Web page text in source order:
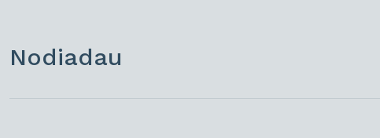
Nodiadau